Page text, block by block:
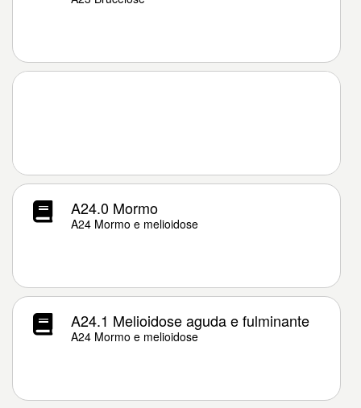
A24.0 Mormo
A24 Mormo e melioidose
A24.1 Melioidose aguda e fulminante
A24 Mormo e melioidose